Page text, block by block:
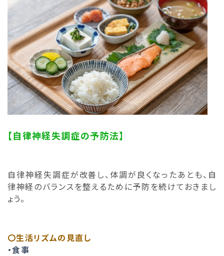
【自律神経失調症の予防法】
自律神経失調症が改善し、体調が良くなったあとも、自
律神経のバランスを整えるために予防を続けておきまし
ょう。
〇生活リズムの見直し
・食事